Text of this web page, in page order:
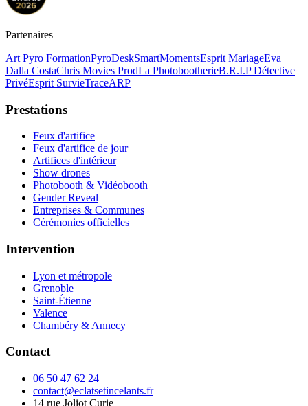
Partenaires
Art Pyro FormationPyroDeskSmartMomentsEsprit MariageEva
Dalla CostaChris Movies ProdLa PhotobootherieB.R.I.P Détective
PrivéEsprit SurvieTraceARP
Prestations
Feux d'artifice
Feux d'artifice de jour
Artifices d'intérieur
Show drones
Photobooth & Vidéobooth
Gender Reveal
Entreprises & Communes
Cérémonies officielles
Intervention
Lyon et métropole
Grenoble
Saint-Étienne
Valence
Chambéry & Annecy
Contact
06 50 47 62 24
contact@eclatsetincelants.fr
14 rue Joliot Curie